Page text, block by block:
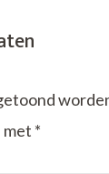
met *